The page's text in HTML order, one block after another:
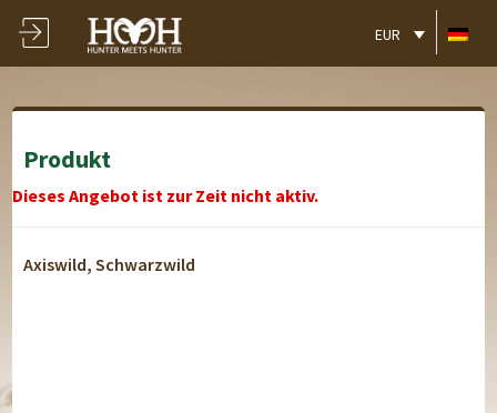
EUR
Produkt
Dieses Angebot ist zur Zeit nicht aktiv.
Axiswild, Schwarzwild